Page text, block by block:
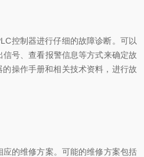
控制器进行仔细的故障诊断。可以
号、查看报警信息等方式来确定故
操作手册和相关技术资料，进行故
的维修方案。可能的维修方案包括